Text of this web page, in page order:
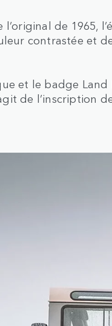
de 1965,
contrastée et
et le badge Land
de l’inscription